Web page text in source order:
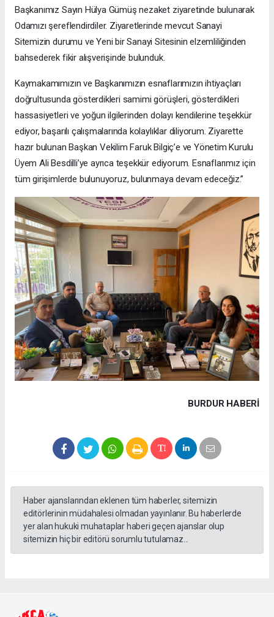
Başkanımız Sayın Hülya Gümüş nezaket ziyaretinde bulunarak
Odamızı şereflendirdiler. Ziyaretlerinde mevcut Sanayi
Sitemizin durumu ve Yeni bir Sanayi Sitesinin elzemliliğinden
bahsederek fikir alışverişinde bulunduk.
Kaymakamımızın ve Başkanımızın esnaflarımızın ihtiyaçları
doğrultusunda gösterdikleri samimi görüşleri, gösterdikleri
hassasiyetleri ve yoğun ilgilerinden dolayı kendilerine teşekkür
ediyor, başarılı çalışmalarında kolaylıklar diliyorum. Ziyarette
hazır bulunan Başkan Vekilim Faruk Bilgiç’e ve Yönetim Kurulu
Üyem Ali Besdilli’ye ayrıca teşekkür ediyorum. Esnaflarımız için
tüm girişimlerde bulunuyoruz, bulunmaya devam edeceğiz.”
BURDUR HABERİ
Haber ajanslarından eklenen tüm haberler, sitemizin
editörlerinin müdahalesi olmadan yayınlanır. Bu haberlerde
yer alan hukuki muhataplar haberi geçen ajanslar olup
sitemizin hiç bir editörü sorumlu tutulamaz...